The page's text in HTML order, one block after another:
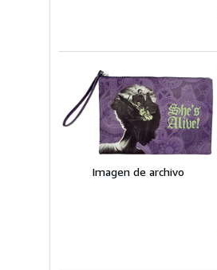
Imagen de archivo